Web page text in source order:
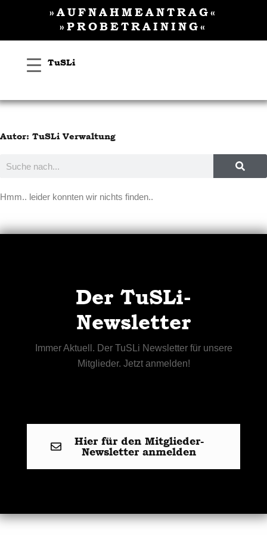
»AUFNAHMEANTRAG«
»PROBETRAINING«
TuSLi
Autor: TuSLi Verwaltung
Hmm.. leider konnten wir nichts finden..
Der TuSLi-
Newsletter
Immer Aktuell. Der TuSLi Newsletter für unsere
Mitglieder. Jetzt anmelden!
Hier für den Mitglieder-
Newsletter anmelden